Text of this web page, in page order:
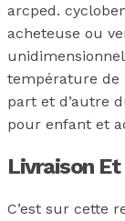
arcped.
acheteuse ou
température de
part et d’autre
pour enfant et
Livraison
C’est sur cette